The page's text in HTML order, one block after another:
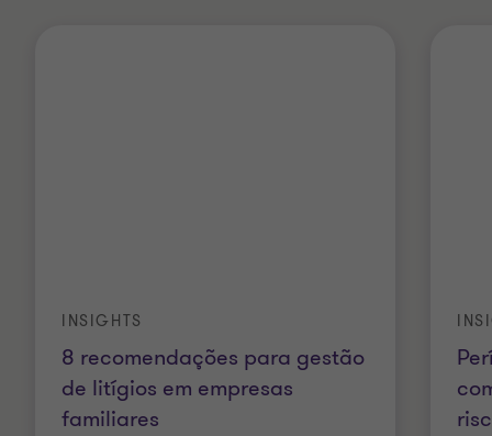
8 recomendações para gestão
de litígios em empresas
familiares
INSIGHTS